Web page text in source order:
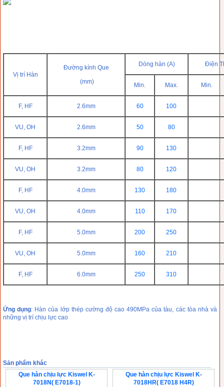
Vị trí Hàn
Đường kính Que
(mm)
Dòng hàn (A) Điện
Min. Max. Min.
F, HF 2.6mm 60 100
VU, OH 2.6mm 50 80
F, HF 3.2mm 90 130
VU, OH 3.2mm 80 120
F, HF 4.0mm 130 180
VU, OH 4.0mm 110 170
F, HF 5.0mm 200 250
VU, OH 5.0mm 160 210
F, HF 6.0mm 250 310
Ứng dụng: Hàn của lớp thép cường độ cao 490MPa của tàu, các tòa nhà và
những vị trí chịu lực cao
Sản phẩm khác
Que hàn chịu lực Kiswel K-
7018N( E7018-1)
Que hàn chịu lực Kiswel K-
7018HR( E7018 H4R)